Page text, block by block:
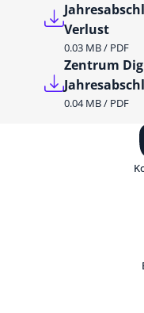
Verlust
0.03 MB / PDF
Zentrum
0.04 MB / PDF